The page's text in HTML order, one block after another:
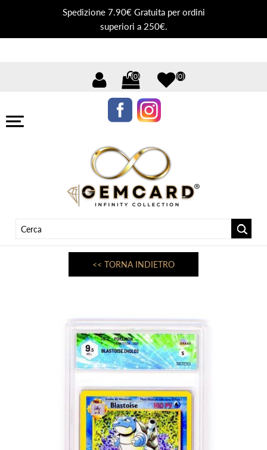
Spedizione 7.90€ Gratuita per ordini
superiori a 250€.
(0) (0)
<< TORNA INDIETRO